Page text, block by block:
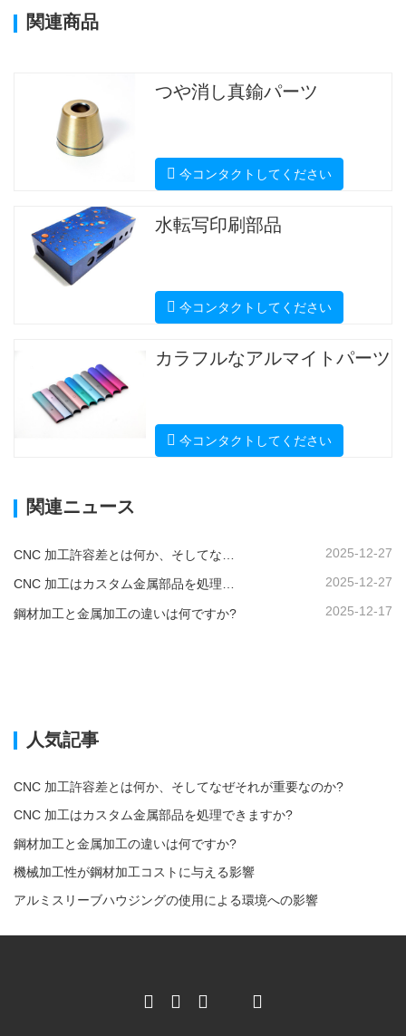
関連商品
つや消し真鍮パーツ
今コンタクトしてください
水転写印刷部品
今コンタクトしてください
カラフルなアルマイトパーツ
今コンタクトしてください
関連ニュース
2025-12-27
CNC 加工はカスタム金属部品を処理できますか? 2025-12-27
鋼材加工と金属加工の違いは何ですか? 2025-12-17
人気記事
CNC 加工許容差とは何か、そしてなぜそれが重要なのか?
CNC 加工はカスタム金属部品を処理できますか?
鋼材加工と金属加工の違いは何ですか?
機械加工性が鋼材加工コストに与える影響
アルミスリーブハウジングの使用による環境への影響